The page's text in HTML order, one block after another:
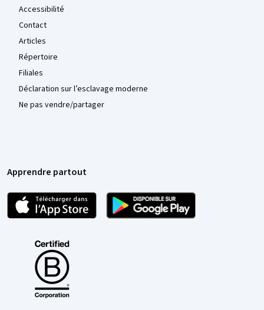
Accessibilité
Contact
Articles
Répertoire
Filiales
Déclaration sur l’esclavage moderne
Ne pas vendre/partager
Apprendre partout